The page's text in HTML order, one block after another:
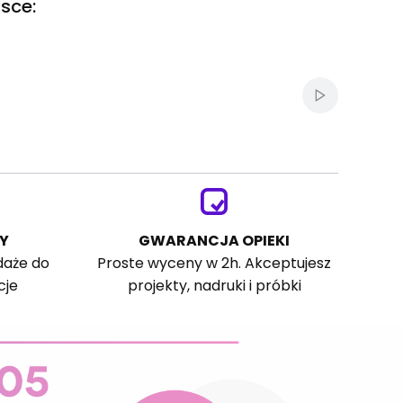
Włącz
do
GWARANCJA OPIEKI
Proste wyceny w 2h. Akceptujesz
projekty, nadruki i próbki